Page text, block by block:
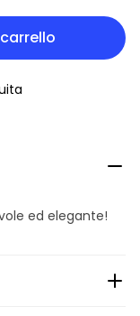
ed elegante!